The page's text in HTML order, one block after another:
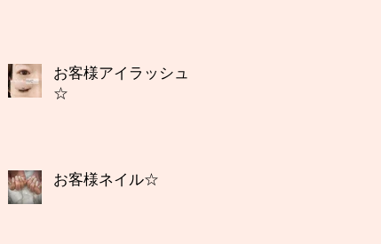
お客様アイラッシュ
☆
お客様ネイル☆